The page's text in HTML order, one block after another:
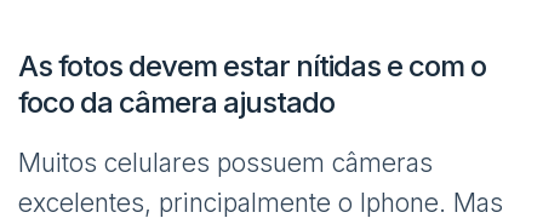
As fotos devem estar nítidas e com o
foco da câmera ajustado
Muitos celulares possuem câmeras
excelentes, principalmente o Iphone. Mas